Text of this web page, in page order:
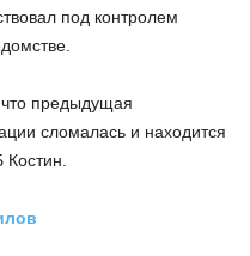
под контролем
предыдущая
сломалась и находится